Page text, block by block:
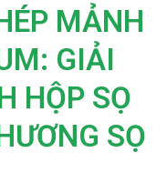
MẢNH
GIẢI
HỘP SỌ
SỌ